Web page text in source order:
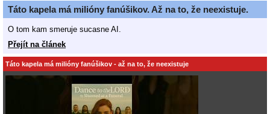
Táto kapela má milióny fanúšikov. Až na to, že neexistuje.
O tom kam smeruje sucasne AI.
Přejít na článek
Táto kapela má milióny fanúšikov - až na to, že neexistuje